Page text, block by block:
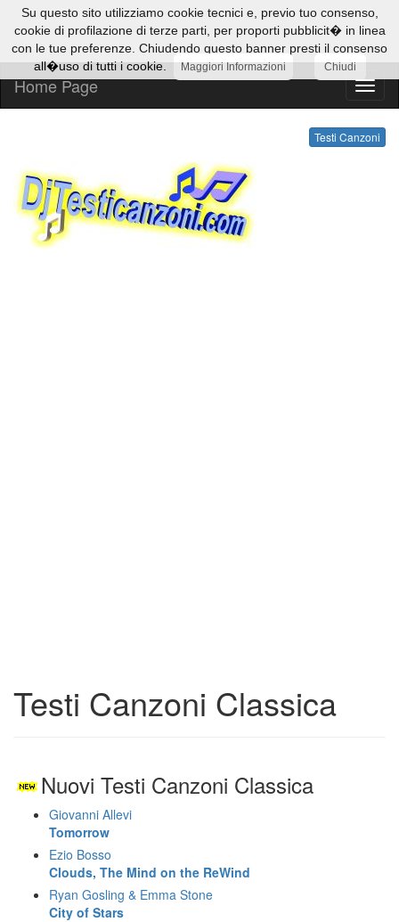
Testi
Home Page
Testi Canzoni
Testi Canzoni Classica
Nuovi Testi Canzoni Classica
Giovanni Allevi
Tomorrow
Ezio Bosso
Clouds, The Mind on the ReWind
Ryan Gosling & Emma Stone
City of Stars
Su questo sito utilizziamo cookie tecnici e, previo tuo consenso,
cookie di profilazione di terze parti, per proporti pubblicit� in linea
con le tue preferenze. Chiudendo questo banner presti il consenso
all�uso di tutti i cookie.
Maggiori Informazioni Chiudi